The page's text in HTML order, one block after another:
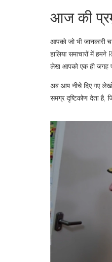
आज की
आपको जो भी जानकारी
हालिया समाचारों में
लेख आपको एक ही जगह
अब आप नीचे दिए गए
समग्र दृष्टिकोण देता